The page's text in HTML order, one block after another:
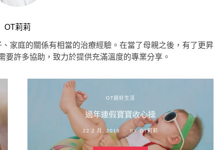
OT莉莉
家庭的關係有相當的治療經驗。在當了母親之後，有了更昇
要許多協助，致力於提供充滿溫度的專業分享。
OT過好生活
過年連假寶寶收心操
POSTED
ON
22 2 月, 2018 BY OT莉莉